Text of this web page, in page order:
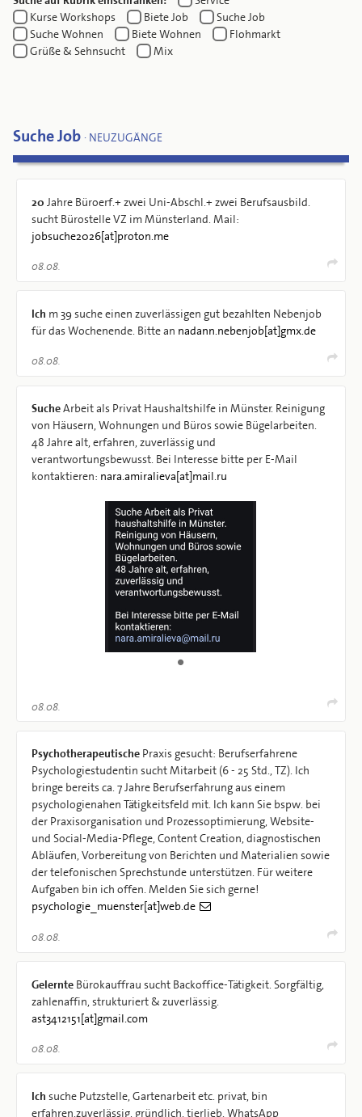
Kurse Workshops
Biete Job
Suche Job
Suche Wohnen
Biete Wohnen
Flohmarkt
Grüße & Sehnsucht
Mix
Suche Job · NEUZUGÄNGE
20 Jahre Büroerf.+ zwei Uni-Abschl.+ zwei Berufsausbild.
sucht Bürostelle VZ im Münsterland. Mail:
jobsuche2026[at]proton.me
08.08.
Ich m 39 suche einen zuverlässigen gut bezahlten Nebenjob
für das Wochenende. Bitte an nadann.nebenjob[at]gmx.de
08.08.
SucheArbeit als Privat Haushaltshilfe in Münster. Reinigung
von Häusern, Wohnungen und Büros sowie Bügelarbeiten.
48 Jahre alt, erfahren, zuverlässig und
verantwortungsbewusst. Bei Interesse bitte per E-Mail
kontaktieren: nara.amiralieva[at]mail.ru
08.08.
PsychotherapeutischePraxis gesucht: Berufserfahrene
Psychologiestudentin sucht Mitarbeit (6 - 25 Std., TZ). Ich
bringe bereits ca. 7 Jahre Berufserfahrung aus einem
psychologienahen Tätigkeitsfeld mit. Ich kann Sie bspw. bei
der Praxisorganisation und Prozessoptimierung, Website-
und Social-Media-Pflege, Content Creation, diagnostischen
Abläufen, Vorbereitung von Berichten und Materialien sowie
der telefonischen Sprechstunde unterstützen. Für weitere
Aufgaben bin ich offen. Melden Sie sich gerne!
psychologie_muenster[at]web.de
08.08.
GelernteBürokauffrau sucht Backoffice-Tätigkeit. Sorgfältig,
zahlenaffin, strukturiert & zuverlässig.
ast3412151[at]gmail.com
08.08.
Ich suche Putzstelle, Gartenarbeit etc. privat, bin
erfahren,zuverlässig, gründlich, tierlieb. WhatsApp